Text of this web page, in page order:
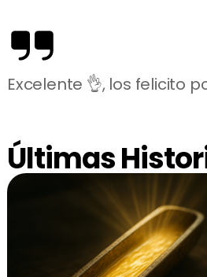
Excelente 👌, los felicito
Últimas